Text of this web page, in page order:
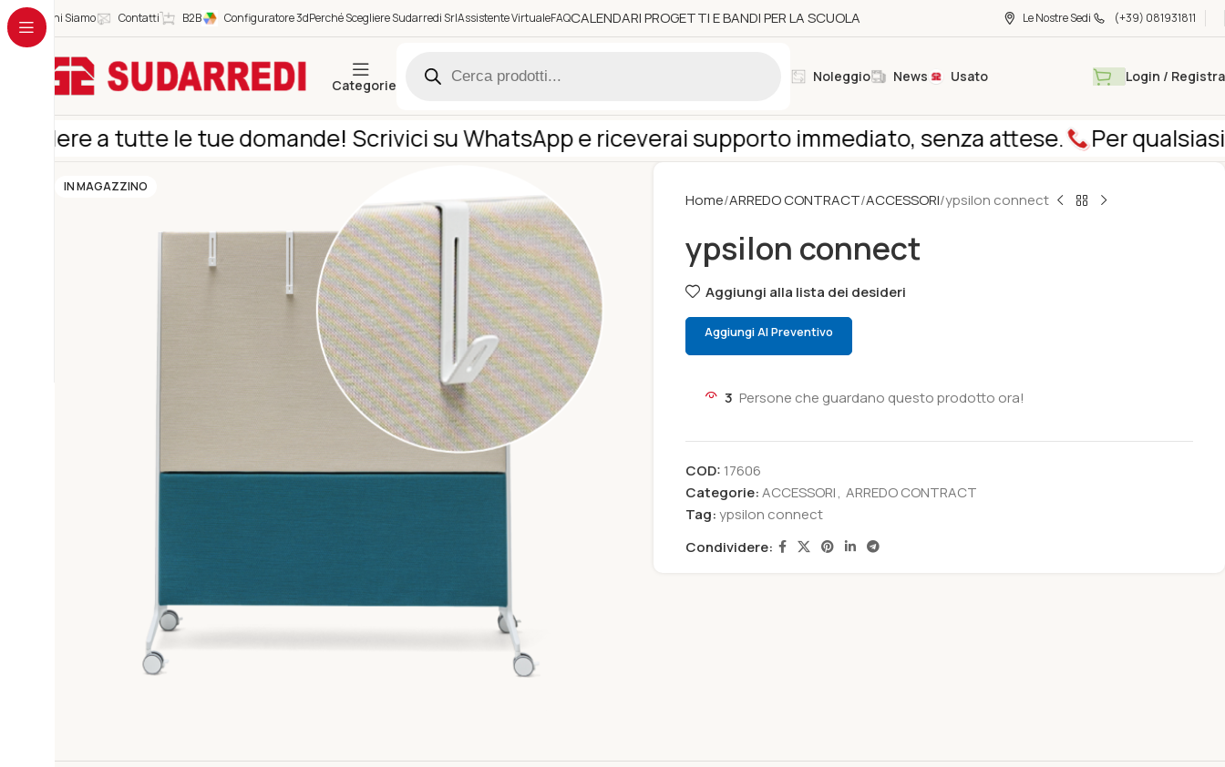
Chi Siamo Contatti B2B Configuratore 3dPerché Scegliere Sudarredi SrlAssistente VirtualeFAQCALENDARI PROGETTI E BANDI PER LA SCUOLA Le Nostre Sedi (+39) 081931811
Categorie
Noleggio News Usato Login /
a tutte le tue domande! Scrivici su WhatsApp e riceverai supporto immediato, senza attese. Per qualsiasi
IN MAGAZZINO
Home ARREDO CONTRACT ACCESSORI ypsilon connect
ypsilon connect
Aggiungi alla lista dei desideri
Aggiungi Al Preventivo
3 Persone che guardano questo prodotto ora!
COD: 17606
Categorie:ACCESSORI, ARREDO CONTRACT
Tag:ypsilon connect
Condividere: